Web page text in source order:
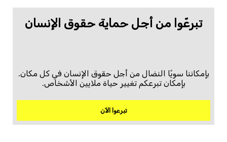
تبرعّوا من أجل حماية حقوق الإنسان
بإمكاننا سويًا النضال من أجل حقوق الإنسان في كل مكان.
بإمكان تبرعكم تغيير حياة ملايين الأشخاص.
تبرعوا الآن